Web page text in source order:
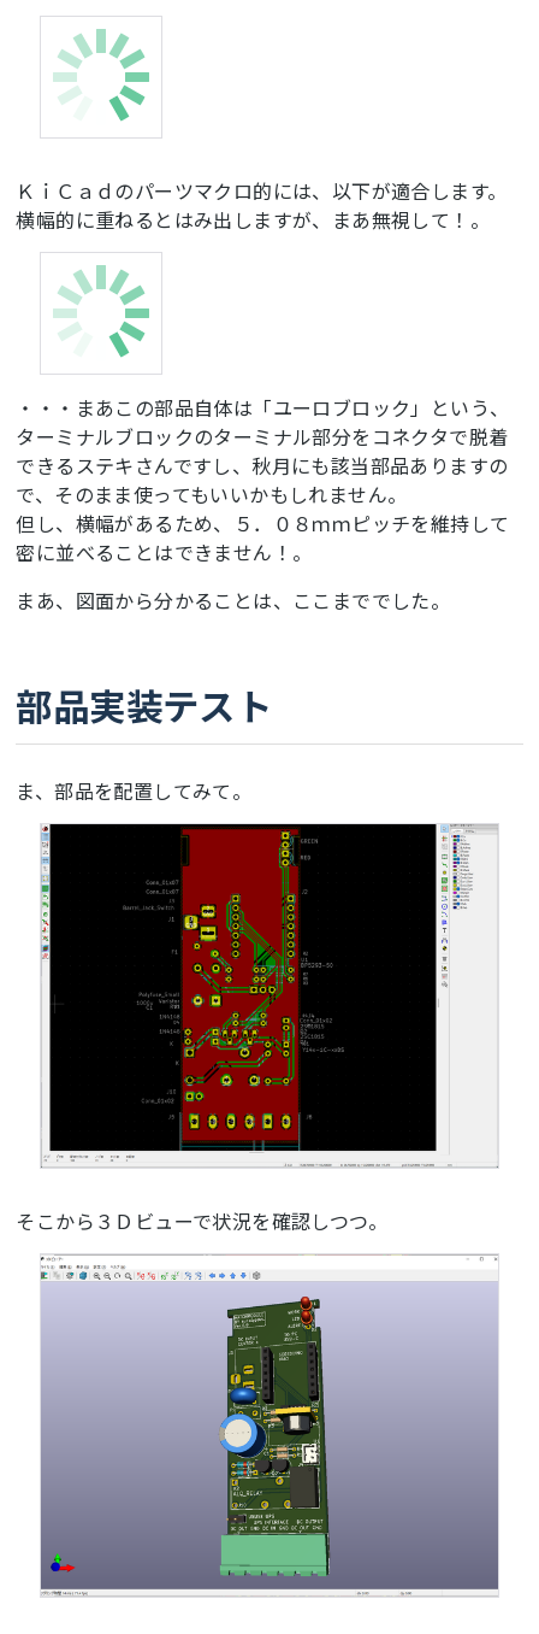
ＫｉＣａｄのパーツマクロ的には、以下が適合します。
横幅的に重ねるとはみ出しますが、まあ無視して！。
・・・まあこの部品自体は「ユーロブロック」という、
ターミナルブロックのターミナル部分をコネクタで脱着
できるステキさんですし、秋月にも該当部品ありますの
で、そのまま使ってもいいかもしれません。
但し、横幅があるため、５．０８ｍｍピッチを維持して
密に並べることはできません！。
まあ、図面から分かることは、ここまででした。
部品実装テスト
ま、部品を配置してみて。
そこから３Ｄビューで状況を確認しつつ。